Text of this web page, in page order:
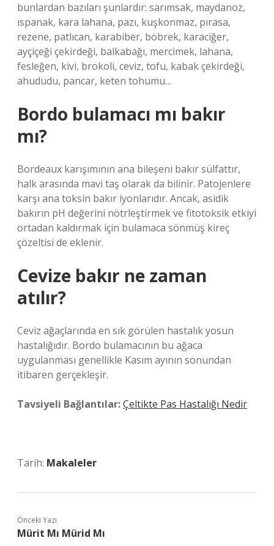
bunlardan bazıları şunlardır: sarımsak, maydanoz,
ıspanak, kara lahana, pazı, kuşkonmaz, pırasa,
rezene, patlıcan, karabiber, böbrek, karaciğer,
ayçiçeği çekirdeği, balkabağı, mercimek, lahana,
fesleğen, kivi, brokoli, ceviz, tofu, kabak çekirdeği,
ahududu, pancar, keten tohumu…
Bordo bulamacı mı bakır
mı?
Bordeaux karışımının ana bileşeni bakır sülfattır,
halk arasında mavi taş olarak da bilinir. Patojenlere
karşı ana toksin bakır iyonlarıdır. Ancak, asidik
bakırın pH değerini nötrleştirmek ve fitotoksik etkiyi
ortadan kaldırmak için bulamaca sönmüş kireç
çözeltisi de eklenir.
Cevize bakır ne zaman
atılır?
Ceviz ağaçlarında en sık görülen hastalık yosun
hastalığıdır. Bordo bulamacının bu ağaca
uygulanması genellikle Kasım ayının sonundan
itibaren gerçekleşir.
Tavsiyeli Bağlantılar:Çeltikte Pas Hastalığı Nedir
Tarih: Makaleler
Önceki Yazı
Mürit Mı Mürid Mı